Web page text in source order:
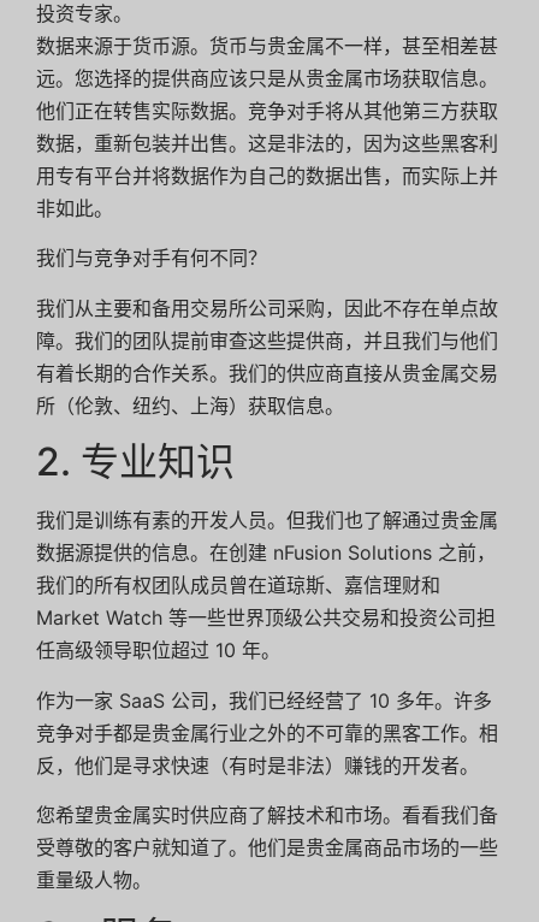
投资专家。
数据来源于货币源。货币与贵金属不一样，甚至相差甚
远。您选择的提供商应该只是从贵金属市场获取信息。
他们正在转售实际数据。竞争对手将从其他第三方获取
数据，重新包装并出售。这是非法的，因为这些黑客利
用专有平台并将数据作为自己的数据出售，而实际上并
非如此。
我们与竞争对手有何不同？
我们从主要和备用交易所公司采购，因此不存在单点故
障。我们的团队提前审查这些提供商，并且我们与他们
有着长期的合作关系。我们的供应商直接从贵金属交易
所（伦敦、纽约、上海）获取信息。
2. 专业知识
我们是训练有素的开发人员。但我们也了解通过贵金属
数据源提供的信息。在创建 nFusion Solutions 之前，
我们的所有权团队成员曾在道琼斯、嘉信理财和
Market Watch 等一些世界顶级公共交易和投资公司担
任高级领导职位超过 10 年。
作为一家 SaaS 公司，我们已经经营了 10 多年。许多
竞争对手都是贵金属行业之外的不可靠的黑客工作。相
反，他们是寻求快速（有时是非法）赚钱的开发者。
您希望贵金属实时供应商了解技术和市场。看看我们备
受尊敬的客户就知道了。他们是贵金属商品市场的一些
重量级人物。